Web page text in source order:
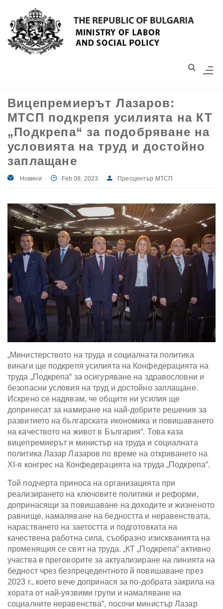
Моля,
обърнете
със
система
достъпност.
Вицепремиерът Лазаров:
МТСП подкрепя усилията на КТ
„Подкрепа“ за подобряване на
условията на труд и достойно
заплащане
Новини Feb 08, 2023 Пресцентър МТСП
„Министерството на труда и социалната политика
винаги ще подкрепя усилията на Конфедерацията на
труда „Подкрепа“ за осигуряване на здравословни и
безопасни условия на труд и достойно заплащане.
Искрено се надявам, че общите ни усилия ще
допринесат за намиране на най-добрите решения за
развитието на българската икономика и повишаването
на качеството на живот в България“. Това каза
вицепремиерът и министър на труда и социалната
политика Лазар Лазаров по време на откриването на
XI-я конгрес на Конфедерацията на труда „Подкрепа“.
Той подчерта приноса на организацията при
реализирането на ключовите политики и реформи,
допринасящи за повишаване на доходите и жизненото
равнище, намаляване на бедността и неравенствата,
нарастването на заетостта и подготовката на
качествена работна сила, съобразно изискванията на
променящия се свят на труда. „КТ „Подкрепа“ активно
участва в преговорите за актуализиране на линията на
бедност чрез безпрецедентното й повишаване през
2023 г., което вече допринася за по-добрата закрила на
хората от най-уязвими групи и намаляване на
социалните неравенства“, посочи министър Лазар